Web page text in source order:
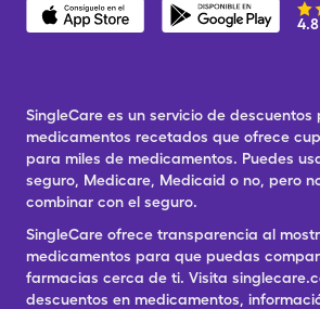
SingleCare es un servicio de descuentos
medicamentos recetados que ofrece
para miles de medicamentos. Puedes
seguro, Medicare, Medicaid o no, pero
combinar con el seguro.
SingleCare ofrece transparencia al
medicamentos para que puedas
farmacias cerca de ti. Visita
descuentos en medicamentos,